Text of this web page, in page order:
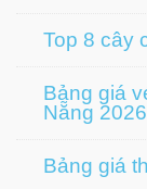
Top 8 cây
Bảng giá
Nẵng 2026
Bảng giá